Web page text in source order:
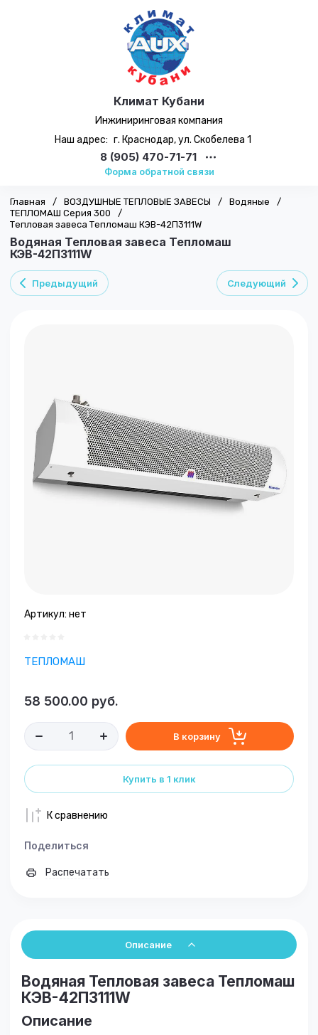
Климат Кубани
Инжиниринговая компания
Наш адрес: г. Краснодар, ул. Скобелева 1
8 (905) 470-71-71
Форма обратной связи
Главная / ВОЗДУШНЫЕ ТЕПЛОВЫЕ ЗАВЕСЫ / Водяные
/
ТЕПЛОМАШ Серия 300
/
Тепловая завеса Тепломаш КЭВ-42П3111W
Водяная Тепловая завеса Тепломаш
КЭВ-42П3111W
Предыдущий Следующий
Артикул: нет
ТЕПЛОМАШ
58 500.00 руб.
В корзину
Купить в 1 клик
К сравнению
Поделиться
Распечатать
Описание
Водяная Тепловая завеса Тепломаш
КЭВ-42П3111W
Описание